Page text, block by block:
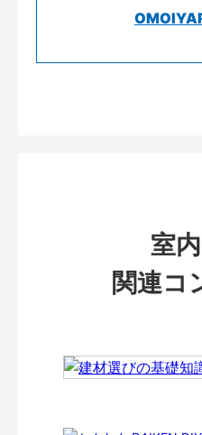
室
関連コ